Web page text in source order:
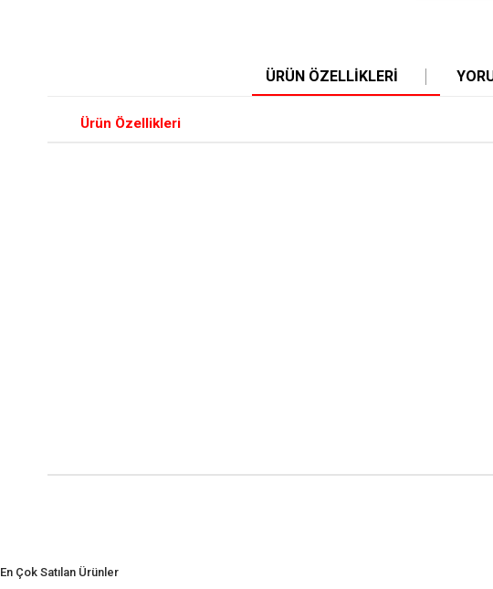
ÜRÜN ÖZELLIKLERI
Ürün Özellikleri
En Çok Satılan Ürünler